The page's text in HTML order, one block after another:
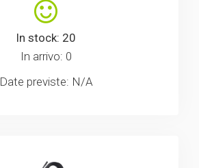
In stock: 20
In arrivo: 0
Date previste: N/A